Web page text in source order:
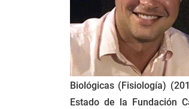
Biológicas (Fisiología)
Estado de la Fundación